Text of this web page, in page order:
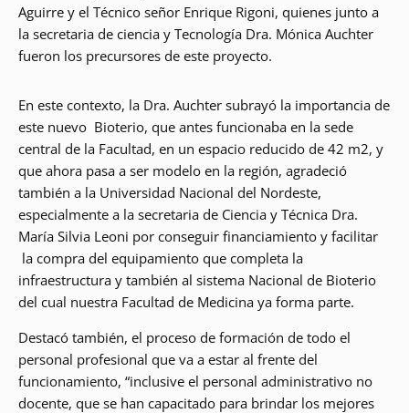
Aguirre y el Técnico señor Enrique Rigoni, quienes junto a
la secretaria de ciencia y Tecnología Dra. Mónica Auchter
fueron los precursores de este proyecto.
En este contexto, la Dra. Auchter subrayó la importancia de
este nuevo Bioterio, que antes funcionaba en la sede
central de la Facultad, en un espacio reducido de 42 m2, y
que ahora pasa a ser modelo en la región, agradeció
también a la Universidad Nacional del Nordeste,
especialmente a la secretaria de Ciencia y Técnica Dra.
María Silvia Leoni por conseguir financiamiento y facilitar
la compra del equipamiento que completa la
infraestructura y también al sistema Nacional de Bioterio
del cual nuestra Facultad de Medicina ya forma parte.
Destacó también, el proceso de formación de todo el
personal profesional que va a estar al frente del
funcionamiento, “inclusive el personal administrativo no
docente, que se han capacitado para brindar los mejores